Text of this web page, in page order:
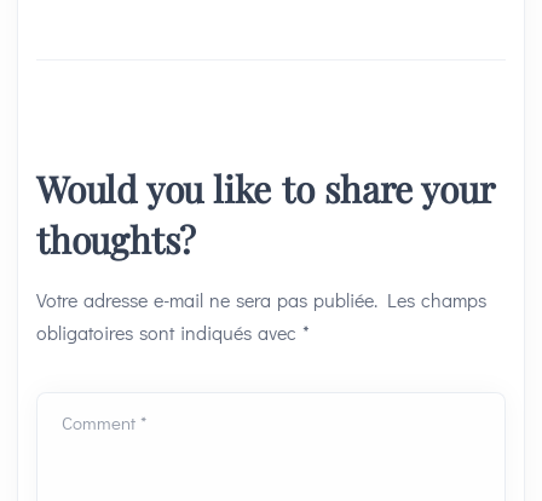
Would you like to share your
thoughts?
Votre adresse e-mail ne sera pas publiée. Les champs
obligatoires sont indiqués avec *
Comment *